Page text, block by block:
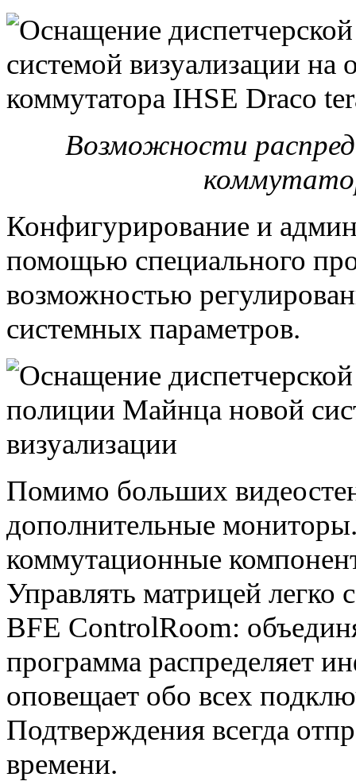
Возможности
Конфигурирование и
помощью специального
возможностью
системных параметров.
Помимо больших
дополнительные
коммутационные
Управлять матрицей
BFE ControlRoom:
программа распределяет
оповещает обо всех
Подтверждения всегда
времени.